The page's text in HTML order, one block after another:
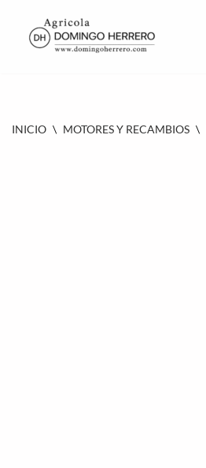
SALTAR
INICIO \ MOTORES Y RECAMBIOS \